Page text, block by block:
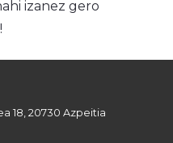
izanez gero
18, 20730 Azpeitia